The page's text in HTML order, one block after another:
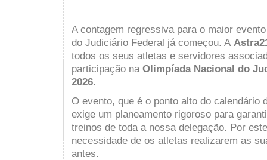
A contagem regressiva para o maior
do Judiciário Federal já começou. A
todos os seus atletas e servidores
participação na Olimpíada Nacional do
2026.
O evento, que é o ponto alto do calendário
exige um planeamento rigoroso para
treinos de toda a nossa delegação. Por
necessidade de os atletas realizarem as
antes.